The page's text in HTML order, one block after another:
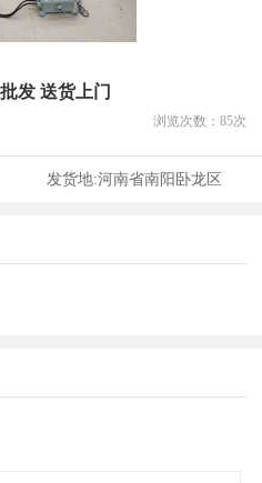
发 送货上门
浏览次数： 85次
发货地:河南省南阳卧龙区